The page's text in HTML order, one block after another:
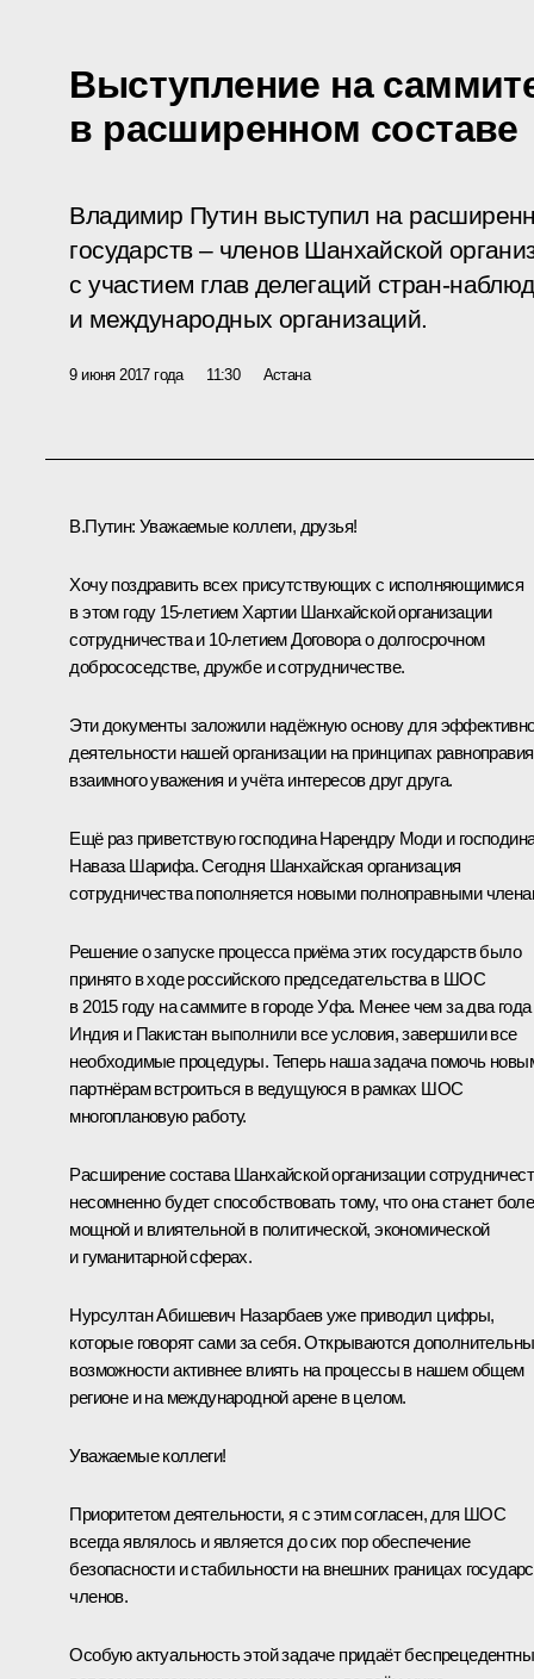
Выступление на
в расширенном составе
Владимир Путин выступил на
государств – членов Шанхайской
с участием глав делегаций стран-
и международных организаций.
9 июня 2017 года 11:30 Астана
В.Путин: Уважаемые коллеги, друзья!
Хочу поздравить всех присутствующих с исполняющимися
в этом году 15-летием Хартии Шанхайской организации
сотрудничества и 10-летием Договора о долгосрочном
добрососедстве, дружбе и сотрудничестве.
Эти документы заложили надёжную основу для
деятельности нашей организации на принципах
взаимного уважения и учёта интересов друг друга.
Ещё раз приветствую господина Нарендру Моди и
Наваза Шарифа. Сегодня Шанхайская организация
сотрудничества пополняется новыми полноправными
Решение о запуске процесса приёма этих государств было
принято в ходе российского председательства в ШОС
в 2015 году на саммите в городе Уфа. Менее чем за два года
Индия и Пакистан выполнили все условия, завершили все
необходимые процедуры. Теперь наша задача помочь
партнёрам встроиться в ведущуюся в рамках ШОС
многоплановую работу.
Расширение состава Шанхайской организации
несомненно будет способствовать тому, что она станет
мощной и влиятельной в политической, экономической
и гуманитарной сферах.
Нурсултан Абишевич Назарбаев уже приводил цифры,
которые говорят сами за себя. Открываются
возможности активнее влиять на процессы в нашем общем
регионе и на международной арене в целом.
Уважаемые коллеги!
Приоритетом деятельности, я с этим согласен, для ШОС
всегда являлось и является до сих пор обеспечение
безопасности и стабильности на внешних границах
членов.
Особую актуальность этой задаче придаёт